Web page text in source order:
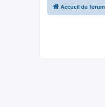
Accueil du forum